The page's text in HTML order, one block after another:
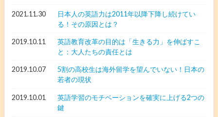
2021.11.30
日本人の英語力は2011年以降下降し続けてい
る！その原因とは？
2019.10.11
英語教育改革の目的は「生きる力」を伸ばすこ
と：大人たちの責任とは
2019.10.07
5割の高校生は海外留学を望んでいない！日本の
若者の現状
2019.10.01
英語学習のモチベーションを確実に上げる2つの
鍵